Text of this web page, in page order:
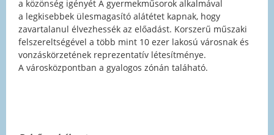
a közönség igényét A gyermekműsorok alkalmával
a legkisebbek ülesmagasító alátétet kapnak, hogy
zavartalanul élvezhessék az előadást. Korszerű műszaki
felszereltségével a több mint 10 ezer lakosú városnak és
vonzáskörzetének reprezentatív létesítménye.
A városközpontban a gyalogos zónán taláható.